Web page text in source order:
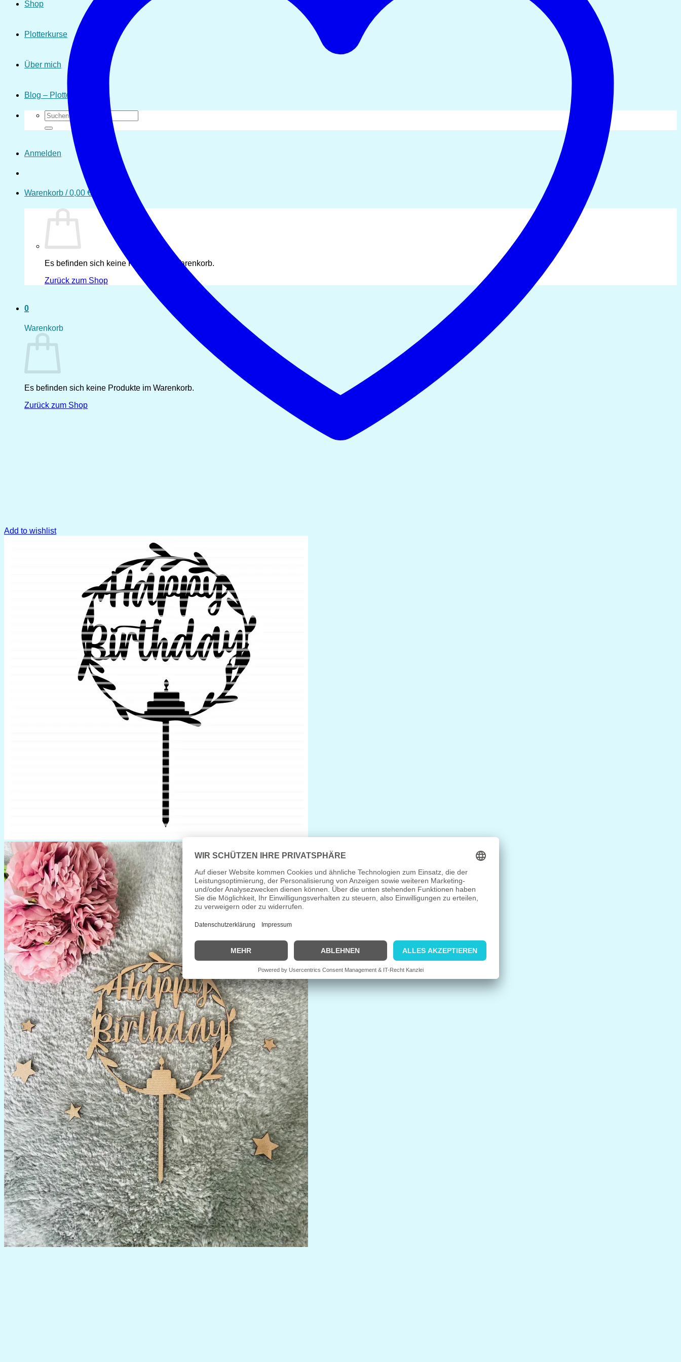
Shop
Plotterkurse
Über mich
Blog – Plotten
Suchen
nach:
Anmelden
Warenkorb /0,00 €
Es befinden sich keine Produkte im Warenkorb.
Zurück zum Shop
0
Warenkorb
Es befinden sich keine Produkte im Warenkorb.
Zurück zum Shop
Add to wishlist